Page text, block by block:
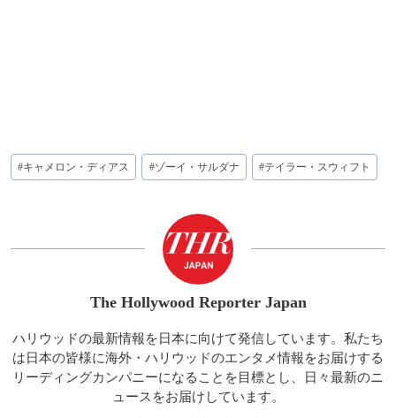
投
稿
#キャメロン・ディアス #ゾーイ・サルダナ #テイラー・スウィフト
The Hollywood Reporter Japan
ハリウッドの最新情報を日本に向けて発信しています。私たち
は日本の皆様に海外・ハリウッドのエンタメ情報をお届けする
リーディングカンパニーになることを目標とし、日々最新のニ
ュースをお届けしています。